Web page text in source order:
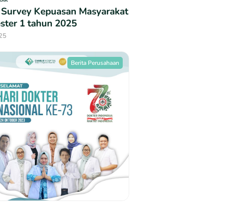
Kepuasan Masyarakat
1 tahun 2025
Berita Perusahaan